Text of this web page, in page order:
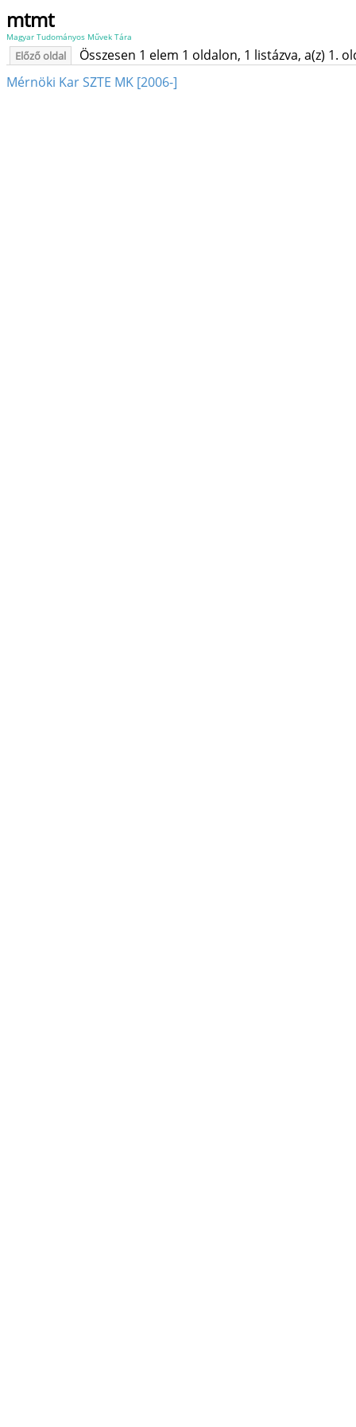
mtmt
Magyar Tudományos Művek Tára
Előző oldal
Összesen 1 elem 1 oldalon, 1 listázva, a(z) 1.
Mérnöki Kar SZTE MK [2006-]